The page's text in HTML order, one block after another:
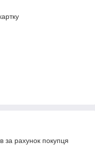
за рахунок покупця